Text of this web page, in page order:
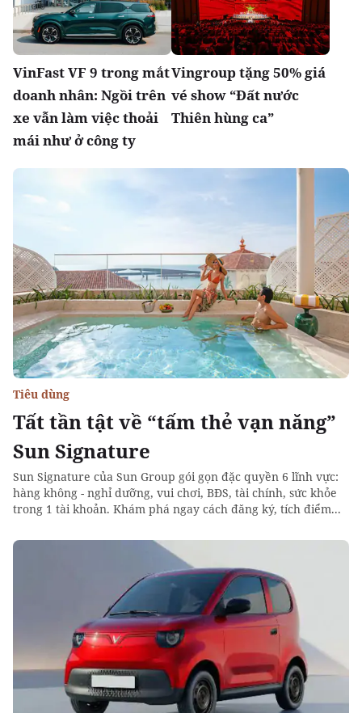
VinFast VF 9 trong mắt
doanh nhân: Ngồi trên
xe vẫn làm việc thoải
mái như ở công ty
Vingroup tặng 50% giá
vé show “Đất nước
Thiên hùng ca”
Tất tần tật về “tấm thẻ vạn năng”
Sun Signature
Tiêu dùng
Sun Signature của Sun Group gói gọn đặc quyền 6 lĩnh vực:
hàng không - nghỉ dưỡng, vui chơi, BĐS, tài chính, sức khỏe
trong 1 tài khoản. Khám phá ngay cách đăng ký, tích điểm...